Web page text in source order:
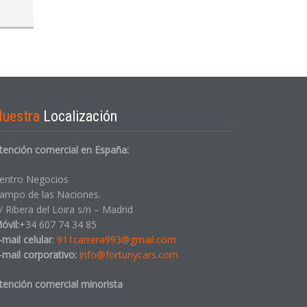
Localización
comercial en España:
Negocios
de las Naciones.
Ribera del Loira s/n – Madrid
+34 607 74 34 85
mail celular: 911carrera993@gmail.com
mail corporativo: info@fortunycars.com
comercial minorista